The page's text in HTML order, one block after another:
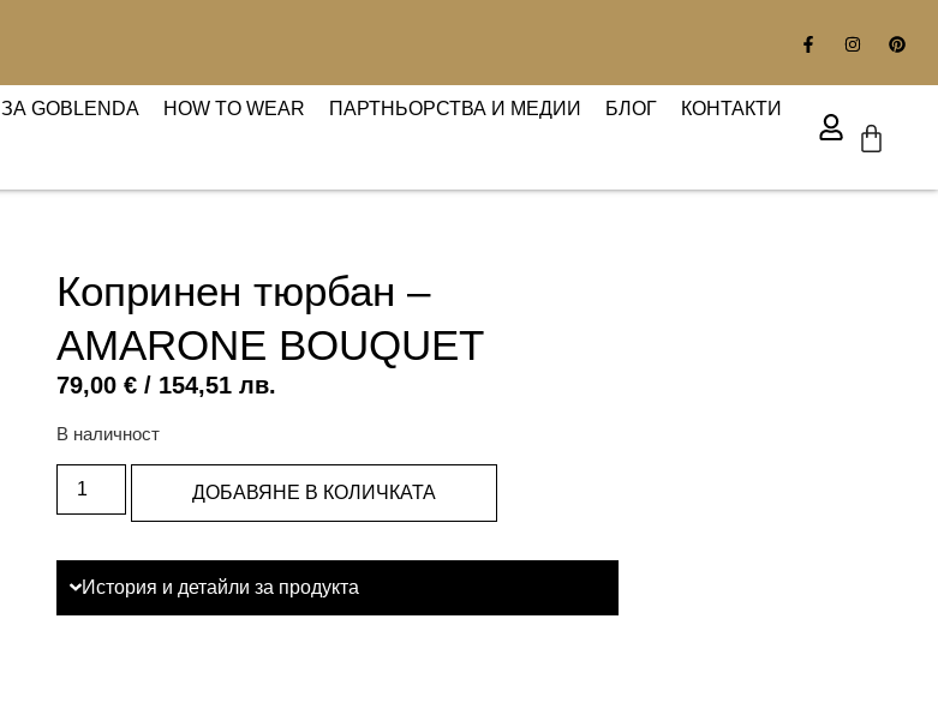
ЗА GOBLENDA HOW TO WEAR ПАРТНЬОРСТВА И МЕДИИ БЛОГ КОНТАКТИ
Копринен тюрбан –
AMARONE BOUQUET
79,00€ / 154,51 лв.
В наличност
ДОБАВЯНЕ В КОЛИЧКАТА
История и детайли за продукта